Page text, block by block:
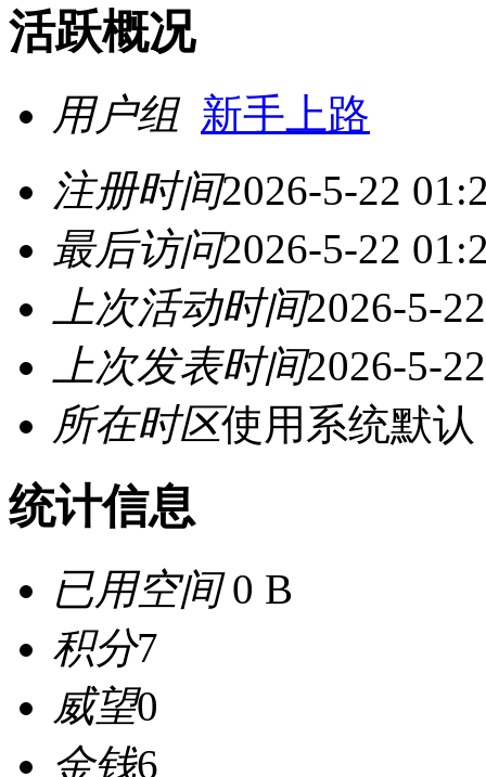
活跃概况
用户组 新手上路
注册时间2026-5-22
最后访问2026-5-22
上次活动时间2026-5-
上次发表时间2026-5-
所在时区使用系统默认
统计信息
已用空间0 B
积分7
威望0
金钱6